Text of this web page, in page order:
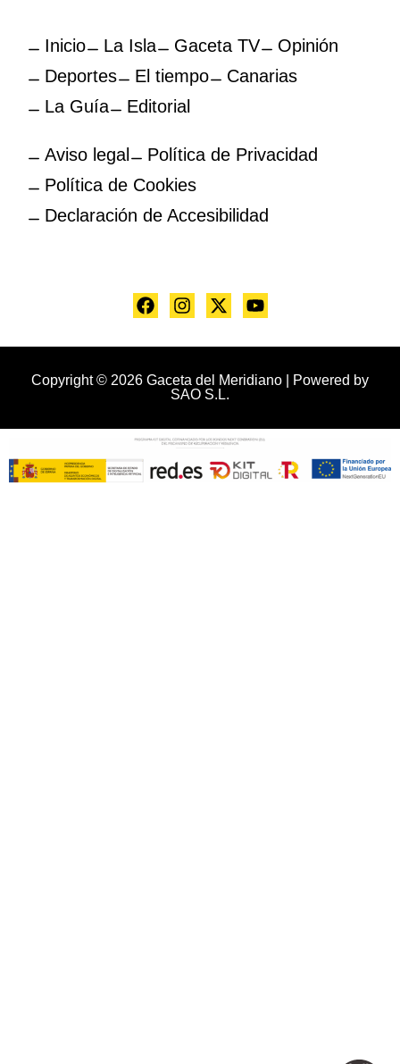
Inicio La Isla Gaceta TV
Opinión
Deportes
El tiempo
Canarias
La Guía
Editorial
Aviso legal
Política de Privacidad
Política de Cookies
Declaración de Accesibilidad
Copyright © 2026 Gaceta del Meridiano | Powered by
SAO S.L.